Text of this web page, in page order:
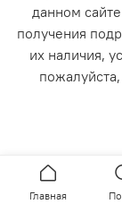
данном
получения
их наличия,
Главная